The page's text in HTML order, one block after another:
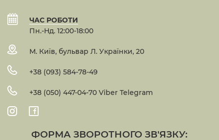
ЧАС РОБОТИ
Пн.-Нд. 12:00-18:00
М. Київ, бульвар Л. Українки, 20
+38 (093) 584-78-49
+38 (050) 447-04-70 Viber Telegram
ФОРМА ЗВОРОТНОГО ЗВ'ЯЗКУ: